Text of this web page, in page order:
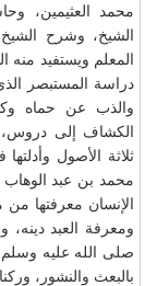
محمد العثيمين،
الشيخ، وشرح
المعلم ويستفيد منه
دراسة المستبصر
والذب عن حماه
الكشاف إلى
ثلاثة الأصول
محمد بن عبد
الإنسان معرفتها من
ومعرفة العبد
صلى الله عليه وسلم
بالبعث والنشور،